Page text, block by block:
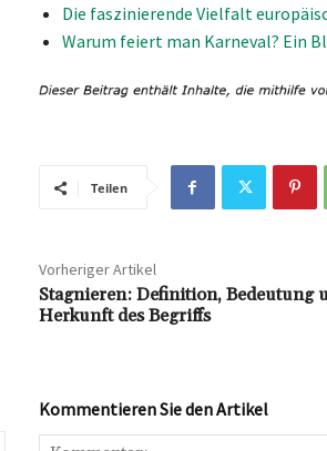
Die faszinierende Vielfalt
Warum feiert man Karneval? Ein
Teilen
Vorheriger Artikel
Stagnieren: Definition, Bedeutung
Herkunft des Begriffs
Kommentieren Sie den Artikel